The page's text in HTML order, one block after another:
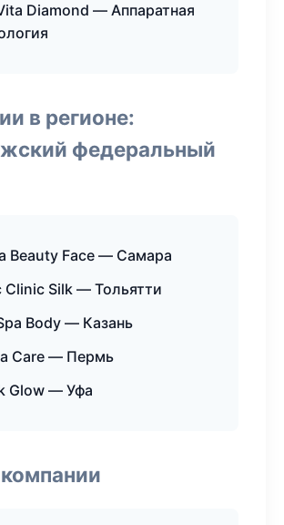
Diamond — Аппаратная
в регионе:
федеральный
Beauty Face — Самара
Clinic Silk — Тольятти
Body — Казань
Care — Пермь
Glow — Уфа